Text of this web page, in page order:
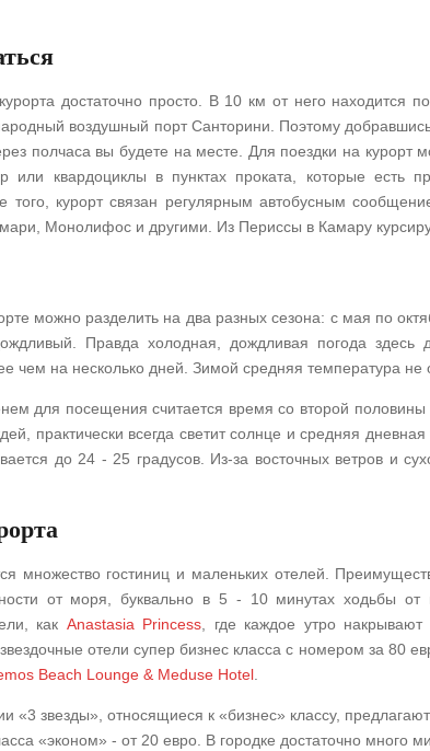
достаточно просто. В 10 км от него находится
воздушный порт Санторини. Поэтому
полчаса вы будете на месте. Для поездки на курорт
или квардоциклы в пунктах проката, которые есть
того, курорт связан регулярным автобусным
Монолифос и другими. Из Периссы в Камару
можно разделить на два разных сезона: с мая по
Правда холодная, дождливая погода здесь
чем на несколько дней. Зимой средняя температура не
для посещения считается время со второй
практически всегда светит солнце и средняя
до 24 - 25 градусов. Из-за восточных ветров и
множество гостиниц и маленьких отелей.
от моря, буквально в 5 - 10 минутах ходьбы от
как Anastasia Princess , где каждое утро
отели супер бизнес класса с номером за 80
Beach Lounge & Meduse Hotel
«3 звезды», относящиеся к «бизнес» классу,
«эконом» - от 20 евро. В городке достаточно много